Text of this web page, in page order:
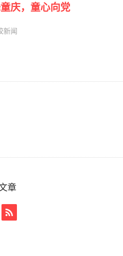
庆，童心向党
新闻
章